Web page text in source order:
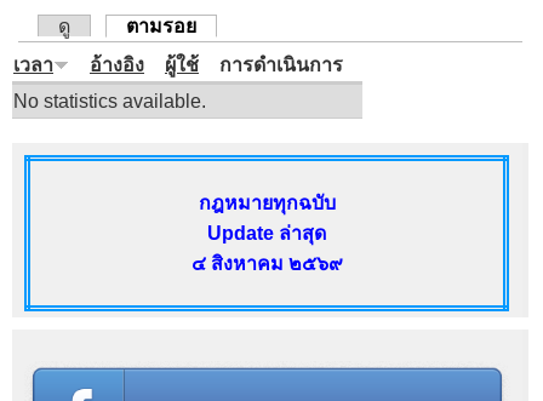
แท็บหลัก
ดู ตามรอย
เวลา
อ้างอิง ผู้ใช้
การดำเนินการ
No statistics available.
กฎหมายทุกฉบับ
Update ล่าสุด
๔ สิงหาคม ๒๕๖๙